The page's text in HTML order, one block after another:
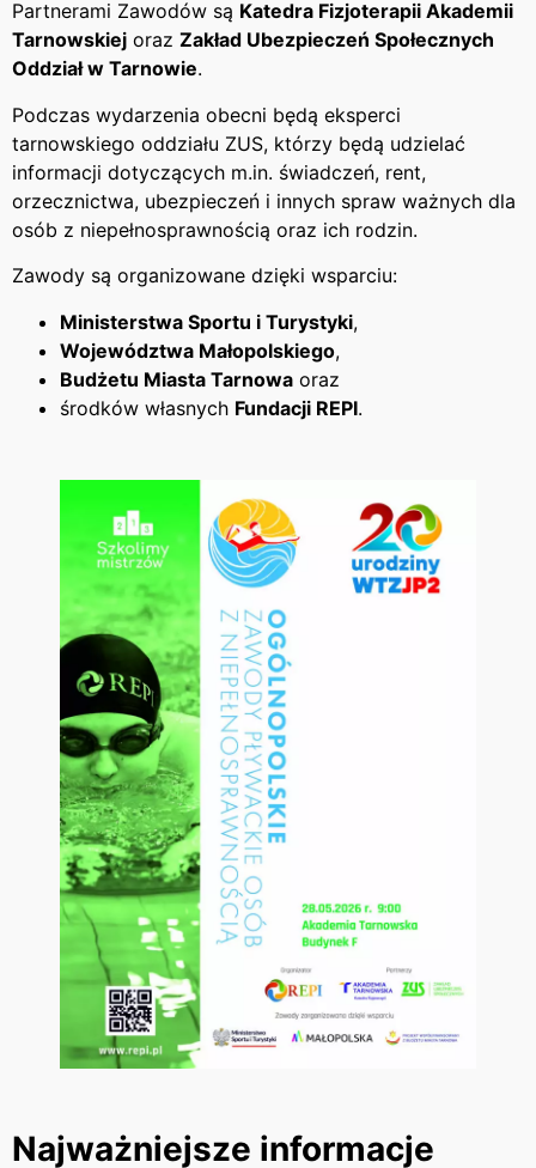
Partnerami Zawodów są Katedra Fizjoterapii Akademii
Tarnowskiej oraz Zakład Ubezpieczeń Społecznych
Oddział w Tarnowie.
Podczas wydarzenia obecni będą eksperci
tarnowskiego oddziału ZUS, którzy będą udzielać
informacji dotyczących m.in. świadczeń, rent,
orzecznictwa, ubezpieczeń i innych spraw ważnych dla
osób z niepełnosprawnością oraz ich rodzin.
Zawody są organizowane dzięki wsparciu:
Ministerstwa Sportu i Turystyki,
Województwa Małopolskiego,
Budżetu Miasta Tarnowa oraz
środków własnych Fundacji REPI.
Najważniejsze informacje